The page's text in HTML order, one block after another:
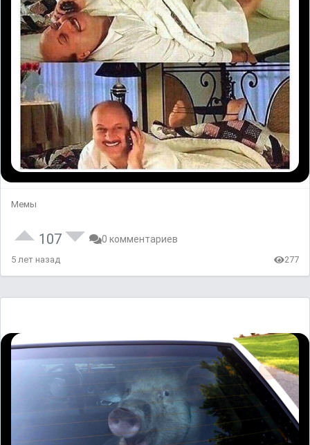
Мемы
107 0 комментариев
5 лет назад 277